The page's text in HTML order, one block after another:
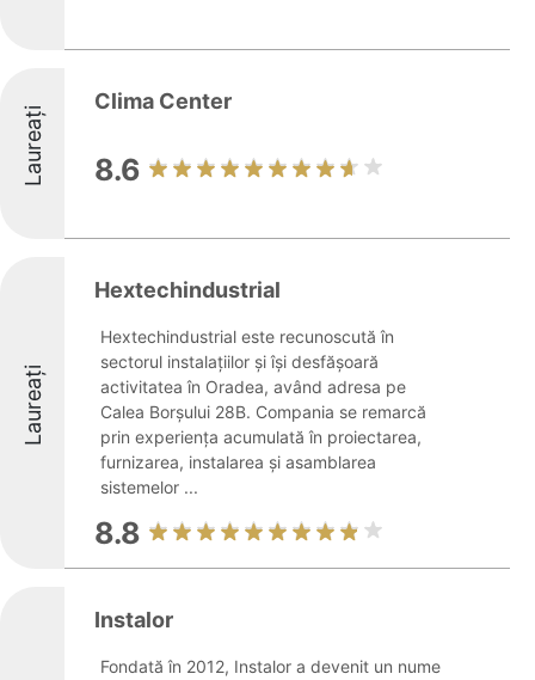
Laureați
Clima Center
8.6
Laureați
Hextechindustrial
Hextechindustrial este recunoscută în
sectorul instalațiilor și își desfășoară
activitatea în Oradea, având adresa pe
Calea Borșului 28B. Compania se remarcă
prin experiența acumulată în proiectarea,
furnizarea, instalarea și asamblarea
sistemelor ...
8.8
Instalor
Fondată în 2012, Instalor a devenit un nume